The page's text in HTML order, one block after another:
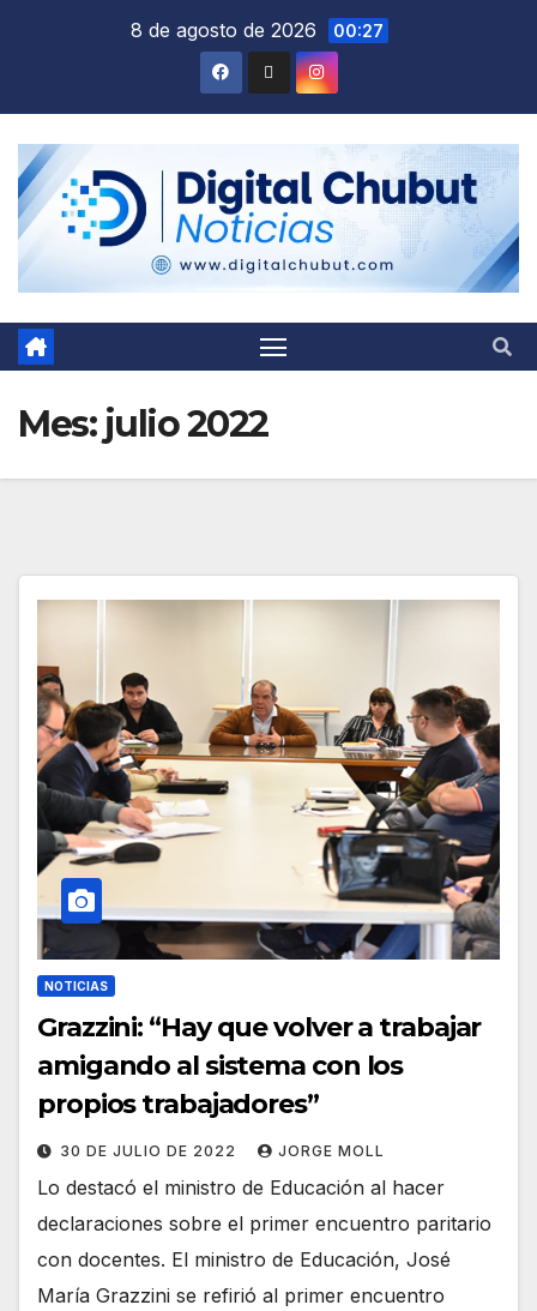
8 de agosto de 2026 00:27
Mes: julio 2022
NOTICIAS
Grazzini: “Hay que volver a trabajar
amigando al sistema con los
propios trabajadores”
30 DE JULIO DE 2022 JORGE MOLL
Lo destacó el ministro de Educación al hacer
declaraciones sobre el primer encuentro paritario
con docentes. El ministro de Educación, José
María Grazzini se refirió al primer encuentro